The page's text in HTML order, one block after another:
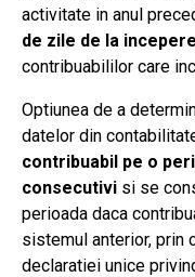
activitate in anul
de zile de la
contribuabililor care
Optiunea de a
datelor din
contribuabil pe o
consecutivi si se
perioada daca
sistemul anterior, prin
declaratiei unice